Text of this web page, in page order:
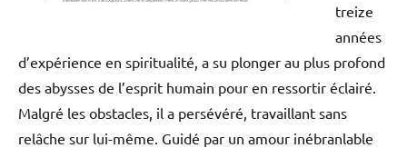
treize
années
d’expérience en spiritualité, a su plonger au plus profond
des abysses de l’esprit humain pour en ressortir éclairé.
Malgré les obstacles, il a persévéré, travaillant sans
relâche sur lui-même. Guidé par un amour inébranlable